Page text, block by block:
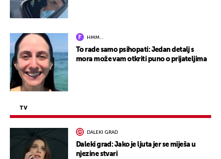
HMM…
To rade samo psihopati: Jedan detalj s
mora može vam otkriti puno o prijateljima
TV
DALEKI GRAD
Daleki grad: Jako je ljuta jer se miješa u
njezine stvari